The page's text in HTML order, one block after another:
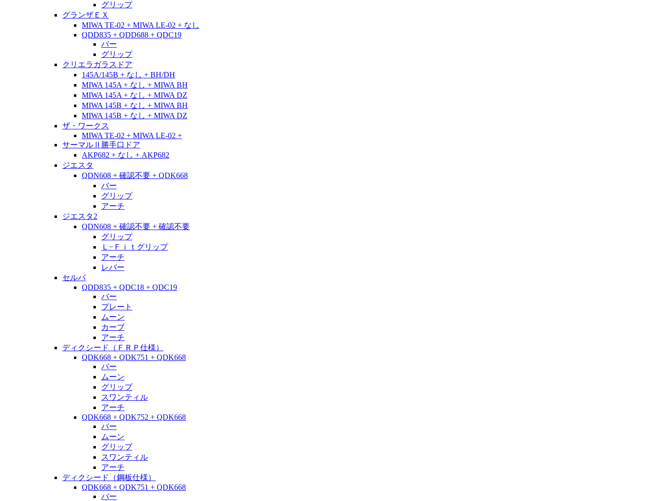
グリップ
グランザＥＸ
MIWA TE-02 + MIWA LE-02 + なし
QDD835 + QDD688 + QDC19
バー
グリップ
クリエラガラスドア
145A/145B + なし + BH/DH
MIWA 145A + なし + MIWA BH
MIWA 145A + なし + MIWA DZ
MIWA 145B + なし + MIWA BH
MIWA 145B + なし + MIWA DZ
ザ・ワークス
MIWA TE-02 + MIWA LE-02 +
サーマルⅡ勝手口ドア
AKP682 + なし + AKP682
ジエスタ
QDN608 + 確認不要 + QDK668
バー
グリップ
アーチ
ジエスタ2
QDN608 + 確認不要 + 確認不要
グリップ
Ｌ−Ｆｉｔグリップ
アーチ
レバー
セルバ
QDD835 + QDC18 + QDC19
バー
プレート
ムーン
カーブ
アーチ
ディクシード（ＦＲＰ仕様）
QDK668 + QDK751 + QDK668
バー
ムーン
グリップ
スワンティル
アーチ
QDK668 + QDK752 + QDK668
バー
ムーン
グリップ
スワンティル
アーチ
ディクシード（鋼板仕様）
QDK668 + QDK751 + QDK668
バー